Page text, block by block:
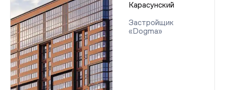
Карасунский
Застройщик
«Dogma»